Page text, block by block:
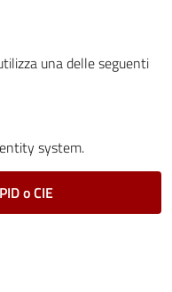
una delle seguenti
system.
o CIE